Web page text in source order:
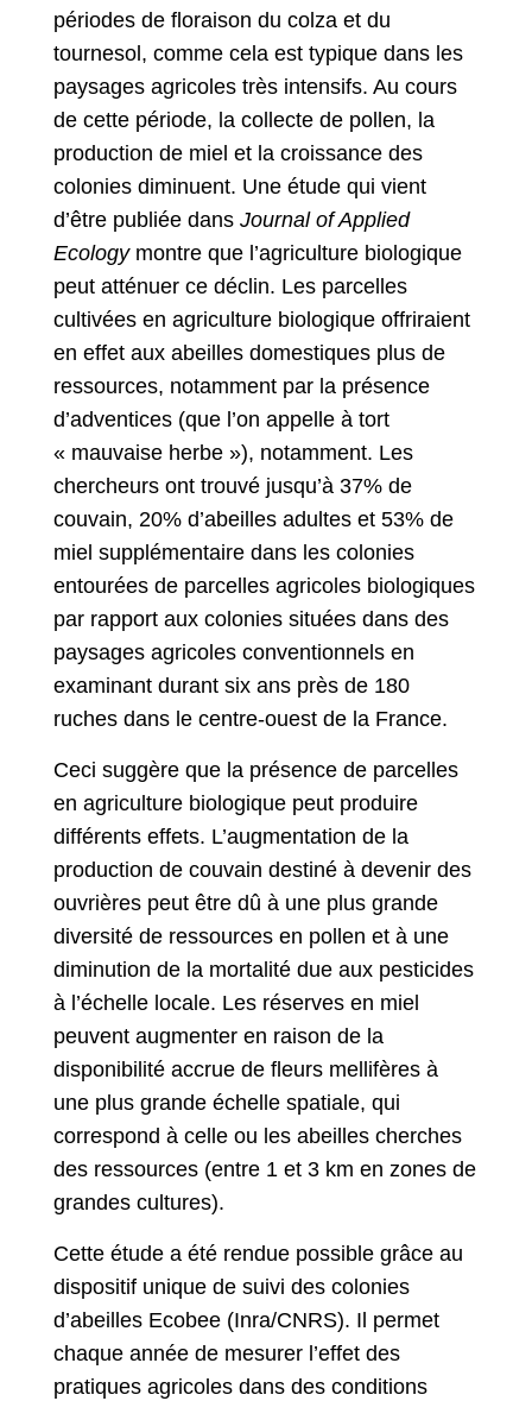
périodes de floraison du colza et du
tournesol, comme cela est typique dans les
paysages agricoles très intensifs. Au cours
de cette période, la collecte de pollen, la
production de miel et la croissance des
colonies diminuent. Une étude qui vient
d’être publiée dans Journal of Applied
Ecologymontre que l’agriculture biologique
peut atténuer ce déclin. Les parcelles
cultivées en agriculture biologique offriraient
en effet aux abeilles domestiques plus de
ressources, notamment par la présence
d’adventices (que l’on appelle à tort
« mauvaise herbe »), notamment. Les
chercheurs ont trouvé jusqu’à 37% de
couvain, 20% d’abeilles adultes et 53% de
miel supplémentaire dans les colonies
entourées de parcelles agricoles biologiques
par rapport aux colonies situées dans des
paysages agricoles conventionnels en
examinant durant six ans près de 180
ruches dans le centre-ouest de la France.
Ceci suggère que la présence de parcelles
en agriculture biologique peut produire
différents effets. L’augmentation de la
production de couvain destiné à devenir des
ouvrières peut être dû à une plus grande
diversité de ressources en pollen et à une
diminution de la mortalité due aux pesticides
à l’échelle locale. Les réserves en miel
peuvent augmenter en raison de la
disponibilité accrue de fleurs mellifères à
une plus grande échelle spatiale, qui
correspond à celle ou les abeilles cherches
des ressources (entre 1 et 3 km en zones de
grandes cultures).
Cette étude a été rendue possible grâce au
dispositif unique de suivi des colonies
d’abeilles Ecobee (Inra/CNRS). Il permet
chaque année de mesurer l’effet des
pratiques agricoles dans des conditions